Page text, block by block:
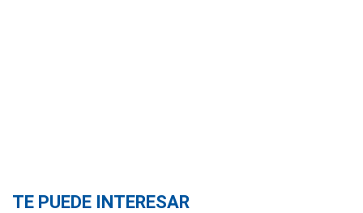
TE PUEDE INTERESAR